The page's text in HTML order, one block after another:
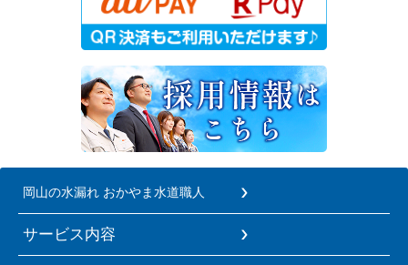
岡山の水漏れ おかやま水道職人
サービス内容